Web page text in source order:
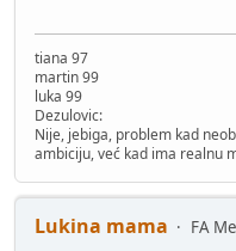
tiana 97
martin 99
luka 99
Dezulovic:
Nije, jebiga, problem kad
ambiciju, već kad ima realnu
Lukina mama
FA